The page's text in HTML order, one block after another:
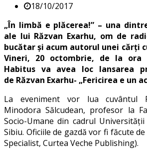
18/10/2017
„În limbă e plăcerea!” – una
ale lui Răzvan Exarhu, om de
bucătar şi acum autorul unei cărţi
Vineri, 20 octombrie, de la ora
Habitus va avea loc lansarea
de Răzvan Exarhu- „Fericirea e un
La eveniment vor lua cuvântul
Minodora Sălcudean, profesor la
Socio-Umane din cadrul Universităţii
Sibiu. Oficiile de gazdă vor fi făcute
Specialist, Curtea Veche Publishing).